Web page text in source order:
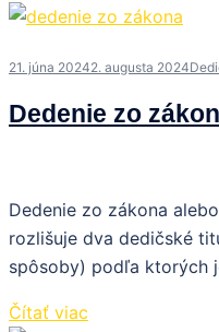
21. júna 20242. augusta 2024
Dedenie zo
Dedenie zo zákona
rozlišuje dva dedičské
spôsoby) podľa ktorých
Čítať viac